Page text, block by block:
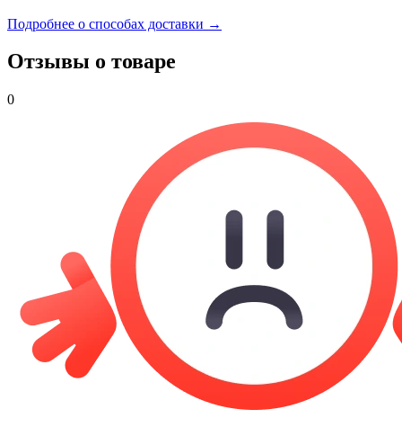
Подробнее о способах доставки →
Отзывы о товаре
0